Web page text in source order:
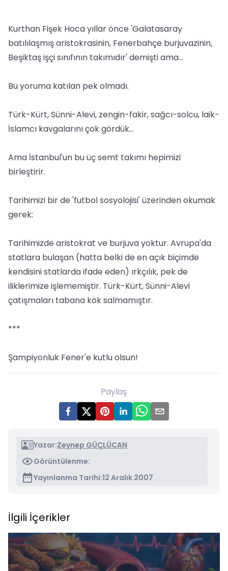
Kurthan Fişek Hoca yıllar önce 'Galatasaray
batılılaşmış aristokrasinin, Fenerbahçe burjuvazinin,
Beşiktaş işçi sınıfının takımıdır' demişti ama...
Bu yoruma katılan pek olmadı.
Türk-Kürt, Sünni-Alevi, zengin-fakir, sağcı-solcu, laik-
İslamcı kavgalarını çok gördük…
Ama İstanbul'un bu üç semt takımı hepimizi
birleştirir.
Tarihimizi bir de 'futbol sosyolojisi' üzerinden okumak
gerek:
Tarihimizde aristokrat ve burjuva yoktur. Avrupa'da
statlara bulaşan (hatta belki de en açık biçimde
kendisini statlarda ifade eden) ırkçılık, pek de
iliklerimize işlememiştir. Türk-Kürt, Sünni-Alevi
çatışmaları tabana kök salmamıştır.
***
Şampiyonluk Fener'e kutlu olsun!
Paylaş
Yazar:Zeynep GÜÇLÜCAN
Görüntülenme:
Yayınlanma Tarihi:12 Aralık 2007
İlgili İçerikler